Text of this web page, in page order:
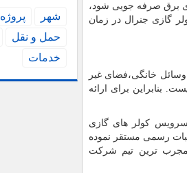
برق صرفه جویی شود،
گازی جنرال در زمان
خانگی،فضای غیر
بنابراین برای ارائه
کولر های گازی
را به صورت شعبات رسمی مستقر نموده
ترین تیم شرکت
شهر پروژه
حمل و نقل
خدمات